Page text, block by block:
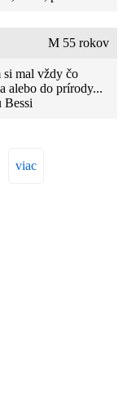
M 55 rokov
si mal vždy čo
alebo do prírody...
Bessi
viac